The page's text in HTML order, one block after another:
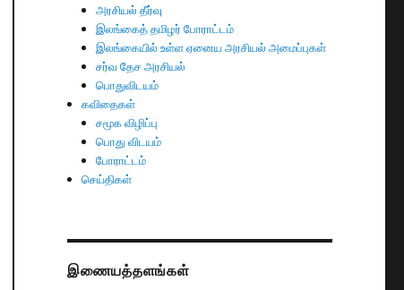
அரசியல் தீர்வு
இலங்கைத் தமிழர் போராட்டம்
இலங்கையில் உள்ள ஏனைய அரசியல் அமைப்புகள்
சர்வ தேச அரசியல்
பொதுவிடயம்
கவிதைகள்
சமூக விழிப்பு
பொது விடயம்
போராட்டம்
செய்திகள்
இணையத்தளங்கள்